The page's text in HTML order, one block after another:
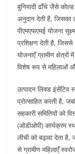
बुनियादी ढाँचे जैसे
अनुदान देती है, जिसका
पीएमएफएमई योजना
प्रशिक्षण देती है,
योजनाएँ ग्रामीण
विशेष रूप से महिलाओं
उत्पादन लिंक्ड इंसेंटिव
प्रोत्साहित करती है,
सहकारी समितियों को
(ओडीओपी) कार्यक्रम
लीची को बढ़ावा देता है,
से ग्रामीण महिलाएँ